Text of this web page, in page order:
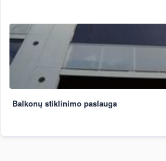
Balkonų stiklinimo paslauga